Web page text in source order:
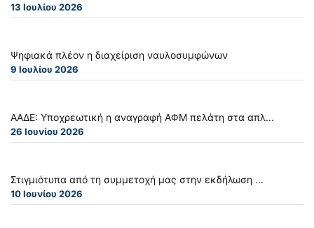
13 Ιουλίου 2026
Ψηφιακά πλέον η διαχείριση ναυλοσυμφώνων
9 Ιουλίου 2026
ΑΑΔΕ: Υποχρεωτική η αναγραφή ΑΦΜ πελάτη στα απλ...
26 Ιουνίου 2026
Στιγμιότυπα από τη συμμετοχή μας στην εκδήλωση ...
10 Ιουνίου 2026